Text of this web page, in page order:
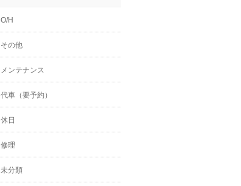
O/H
その他
メンテナンス
代車（要予約）
休日
修理
未分類